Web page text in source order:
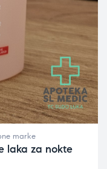
marke
laka za nokte